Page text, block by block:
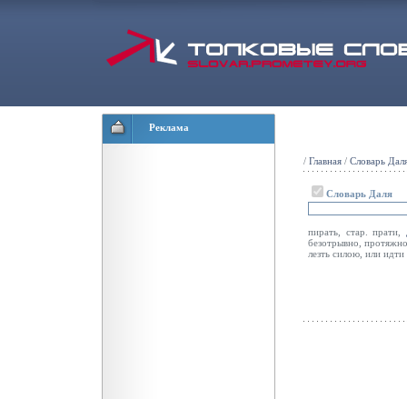
Реклама
/ Главная / Словарь
Словарь Даля
пирать, стар. прати,
безотрывно,
лезть силою, или